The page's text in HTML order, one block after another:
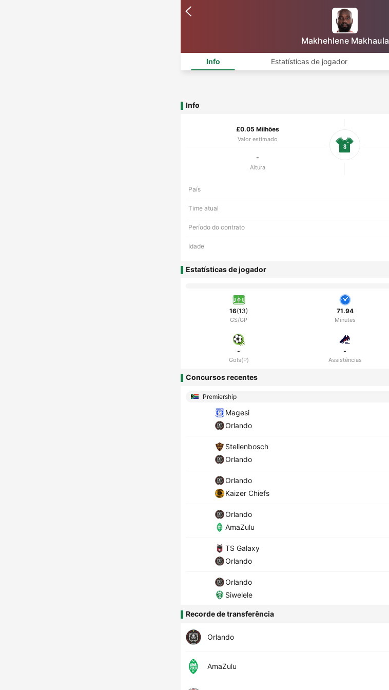
Makhehlene Makhaula
Info Estatísticas de jogador
Info
£0.05 Milhões
Valor estimado
-
Altura
8
País
Time atual
Período do contrato
Idade
Estatísticas de jogador
16(13)
GS/GP
71.94
Minutes
-
Gols(P)
-
Assistências
Concursos recentes
Premiership
Magesi
Orlando
Stellenbosch
Orlando
Orlando
Kaizer Chiefs
Orlando
AmaZulu
TS Galaxy
Orlando
Orlando
Siwelele
Recorde de transferência
Orlando
AmaZulu